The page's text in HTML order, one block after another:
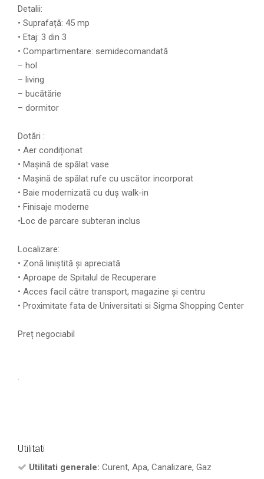
Detalii:
• Suprafață: 45 mp
• Etaj: 3 din 3
• Compartimentare: semidecomandată
– hol
– living
– bucătărie
– dormitor
Dotări :
• Aer condiționat
• Mașină de spălat vase
• Mașină de spălat rufe cu uscător incorporat
• Baie modernizată cu duș walk-in
• Finisaje moderne
•Loc de parcare subteran inclus
Localizare:
• Zonă liniștită și apreciată
• Aproape de Spitalul de Recuperare
• Acces facil către transport, magazine și centru
• ⁠Proximitate fata de Universitati si Sigma Shopping Center
Preț negociabil
.
Utilitati
Utilitati generale: Curent, Apa, Canalizare, Gaz